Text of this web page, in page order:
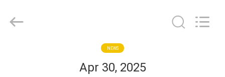
group.
NEWS
Apr 30, 2025